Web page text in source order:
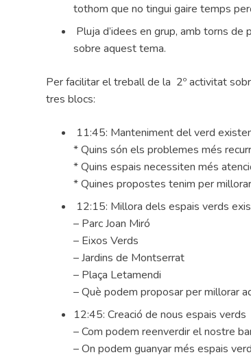
tothom que no tingui gaire temps
Pluja d’idees en grup, amb torns de
sobre aquest tema.
Per facilitar el treball de la 2º activitat
tres blocs:
11:45: Manteniment del verd
* Quins són els problemes més
* Quins espais necessiten més
* Quines propostes tenim per
12:15: Millora dels espais verds
– Parc Joan Miró
– Eixos Verds
– Jardins de Montserrat
– Plaça Letamendi
– Què podem proposar per millorar
12:45: Creació de nous espais verds
– Com podem reenverdir el nostre
– On podem guanyar més espais